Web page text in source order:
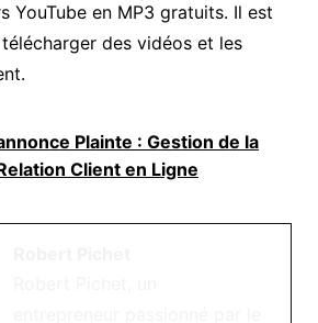
YouTube en MP3 gratuits. Il est
des vidéos et les
Plainte : Gestion de la
Client en Ligne